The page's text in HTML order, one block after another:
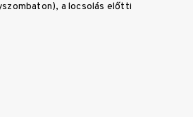
a locsolás előtti